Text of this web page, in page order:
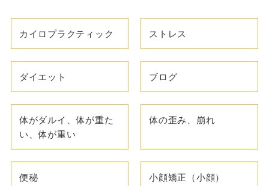
カイロプラクティック ストレス
ダイエット ブログ
体がダルイ、体が重た
い、体が重い
体の歪み、崩れ
便秘 小顔矯正（小顔）